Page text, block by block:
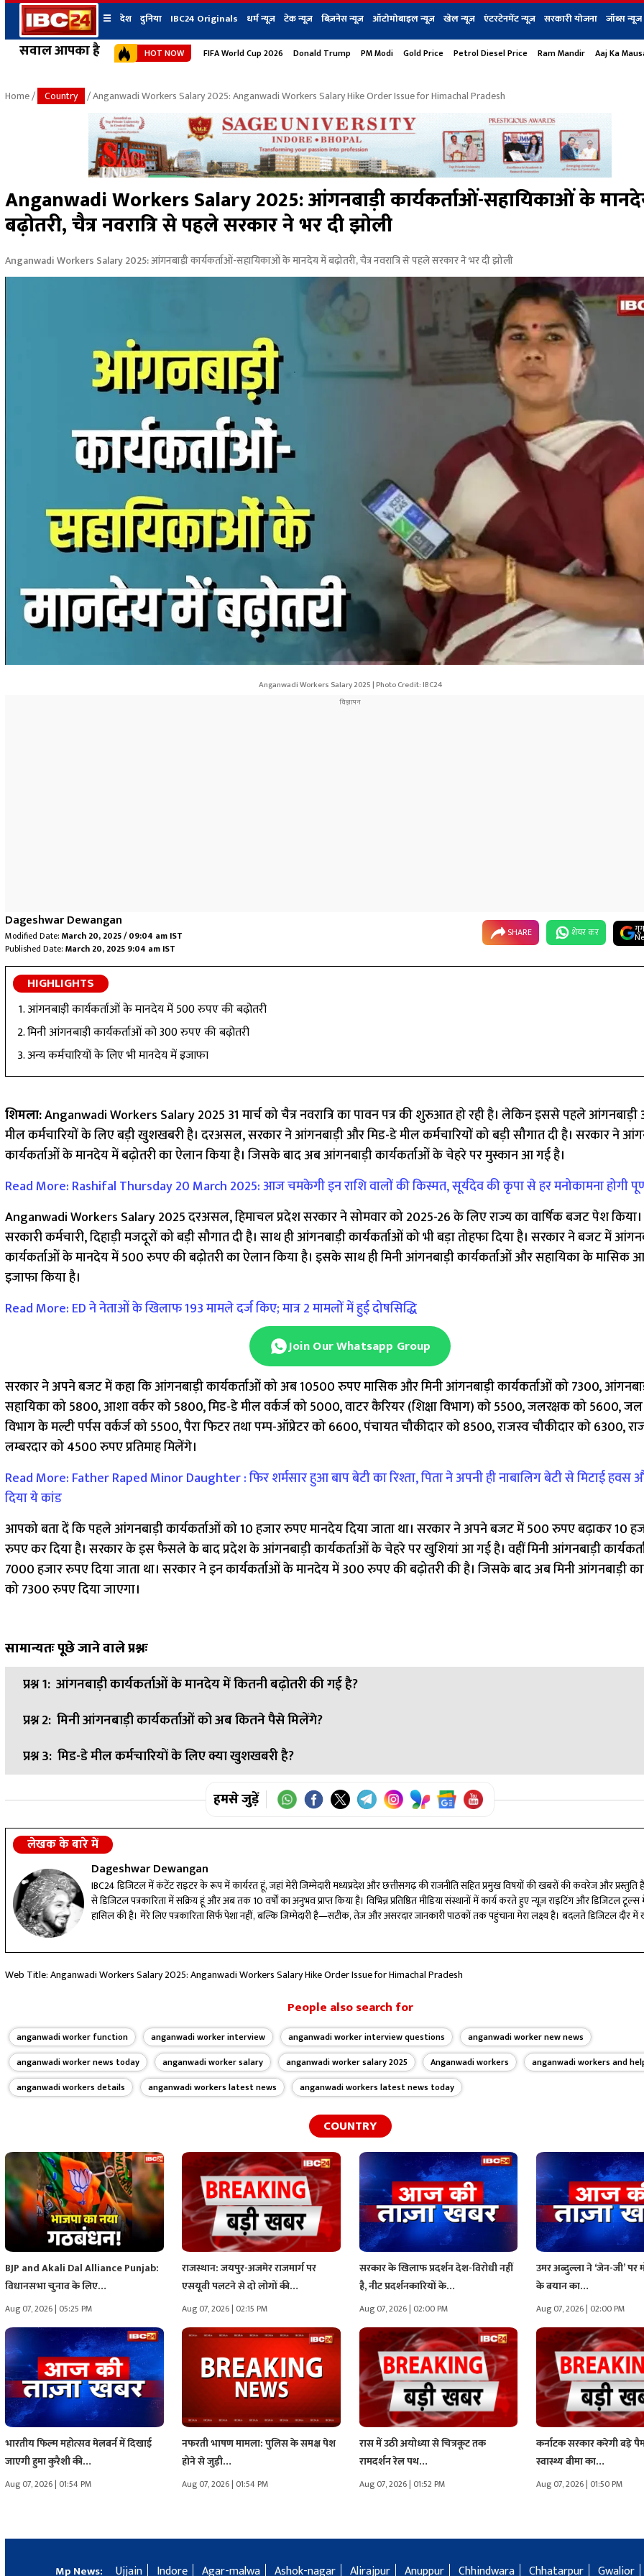
सवाल आपका है
☰ देश दुनिया IBC24 Originals धर्म न्यूज़ टेक न्यूज़ बिज़नेस न्यूज़ ऑटोमोबाइल न्यूज़ खेल न्यूज़ एंटरटेनमेंट न्यूज़ सरकारी योजना जॉब्स न्यूज
छत्तीसगढ़ न्यूज
उत्तर प्रदेश न्यूज
बिहार न्यूज
उत्तराखंड न्यूज
हिमाचल प्रदेश न्यूज
हरियाणा न्यूज
शहर
भोपाल
जबलपुर
ग्वालियर
रायपुर
दुनिया IBC24 Originals
शेयर बाज़ार गैजेट्स न्यूज
HOT NOW FIFA World Cup 2026 Donald Trump PM Modi Gold Price Petrol Diesel Price Ram Mandir Aaj Ka
Home/ Country / Anganwadi Workers Salary 2025: Anganwadi Workers Salary Hike Order Issue for Himachal Pradesh
Anganwadi Workers Salary 2025: आंगनबाड़ी कार्यकर्ताओं-सहायिकाओं के
बढ़ोतरी, चैत्र नवरात्रि से पहले सरकार ने भर दी झोली
Anganwadi Workers Salary 2025: आंगनबाड़ी कार्यकर्ताओं-सहायिकाओं के मानदेय में बढ़ोतरी, चैत्र नवरात्रि से पहले सरकार ने भर दी झोली
Anganwadi Workers Salary 2025 | Photo Credit: IBC24
Dageshwar Dewangan
Modified Date: March 20, 2025 / 09:04 am IST
Published Date: March 20, 2025 9:04 am IST
SHARE शेयर कर
HIGHLIGHTS
आंगनबाड़ी कार्यकर्ताओं के मानदेय में 500 रुपए की बढ़ोतरी
मिनी आंगनबाड़ी कार्यकर्ताओं को 300 रुपए की बढ़ोतरी
अन्य कर्मचारियों के लिए भी मानदेय में इजाफा
शिमला:Anganwadi Workers Salary 2025 31 मार्च को चैत्र नवरात्रि का पावन पत्र की शुरुआत हो रही है। लेकिन इससे पहले
मील कर्मचारियों के लिए बड़ी खुशखबरी है। दरअसल, सरकार ने आंगनबाड़ी और मिड-डे मील कर्मचारियों को बड़ी सौगात दी है। सरकार ने
कार्यकर्ताओं के मानदेय में बढ़ोतरी का ऐलान किया है। जिसके बाद अब आंगनबाड़ी कार्यकर्ताओं के चेहरे पर मुस्कान आ गई है।
Read More: Rashifal Thursday 20 March 2025: आज चमकेगी इन राशि वालों की किस्मत, सूर्यदेव की कृपा से हर मनोकामना होगी
Anganwadi Workers Salary 2025 दरअसल, हिमाचल प्रदेश सरकार ने सोमवार को 2025-26 के लिए राज्य का वार्षिक बजट पेश
सरकारी कर्मचारी, दिहाड़ी मजदूरों को बड़ी सौगात ​दी है। साथ ही आंगनबाड़ी कार्यकर्ताओं को भी बड़ा तोहफा दिया है। सरकार ने बजट में
कार्यकर्ताओं के मानदेय में 500 रुपए की बढ़ोतरी का ऐलान किया है। इसके साथ ही मिनी आंगनबाड़ी कार्यकर्ताओं और सहायिका के मासिक
इजाफा किया है।
Read More: ED ने नेताओं के खिलाफ 193 मामले दर्ज किए; मात्र 2 मामलों में हुई दोषसिद्धि
Join Our Whatsapp Group
सरकार ने अपने बजट में कहा कि आंगनबाड़ी कार्यकर्ताओं को अब 10500 रुपए मासिक और मिनी आंगनबाड़ी कार्यकर्ताओं को 7300,
सहायिका को 5800, आशा वर्कर को 5800, मिड-डे मील वर्कर्ज को 5000, वाटर कैरियर (शिक्षा विभाग) को 5500, जलरक्षक को 5600,
विभाग के मल्टी पर्पस वर्कर्ज को 5500, पैरा फिटर तथा पम्प-ऑप्रेटर को 6600, पंचायत चौकीदार को 8500, राजस्व चौकीदार को 6300,
लम्बरदार को 4500 रुपए प्रतिमाह मिलेंगे।
Read More: Father Raped Minor Daughter : फिर शर्मसार हुआ बाप बेटी का रिश्ता, पिता ने अपनी ही नाबालिग बेटी से मिटाई हवस
दिया ये कांड
आपको बता दें कि पहले आंगनबाड़ी कार्यकर्ताओं को 10 हजार रुपए मानदेय दिया जाता था। सरकार ने अपने बजट में 500 रुपए बढ़ाकर 10
रुपए कर दिया है। सरकार के इस फैसले के बाद प्रदेश के आंगनबाड़ी कार्यकर्ताओं के चेहरे पर खुशियां आ गई है। वहीं मिनी आंगनबाड़ी
7000 हजार रुपए दिया जाता था। सरकार ने इन कार्यकर्ताओं के मानदेय में 300 रुपए की बढ़ोतरी की है। जिसके बाद अब मिनी आंगनबाड़ी
को 7300 रुपए दिया जाएगा।
सामान्यतः पूछे जाने वाले प्रश्नः
प्रश्न 1: आंगनबाड़ी कार्यकर्ताओं के मानदेय में कितनी बढ़ोतरी की गई है?
उत्तर:सरकार ने आंगनबाड़ी कार्यकर्ताओं के मानदेय में 500 रुपए की बढ़ोतरी की है। अब इन कार्यकर्ताओं को 10,500 रुपए मासिक मानदेय
प्रश्न 2: मिनी आंगनबाड़ी कार्यकर्ताओं को अब कितने पैसे मिलेंगे?
उत्तर:मिनी आंगनबाड़ी कार्यकर्ताओं के मानदेय में 300 रुपए की बढ़ोतरी की गई है। अब उन्हें 7,300 रुपए प्रति माह मिलेगा।
प्रश्न 3: मिड-डे मील कर्मचारियों के लिए क्या खुशखबरी है?
उत्तर:मिड-डे मील कर्मचारियों के लिए सरकार ने बजट में मानदेय 5,000 रुपए प्रतिमाह तय किया है, जो उनके लिए एक बड़ी सौगात है।
हमसे जुड़ें
लेखक के बारे में
Dageshwar Dewangan
IBC24 डिजिटल में कंटेंट राइटर के रूप में कार्यरत हूं, जहां मेरी जिम्मेदारी मध्यप्रदेश और छत्तीसगढ़ की राजनीति सहित प्रमुख विषयों की खबरों की कवरेज और प्रस्तुति
से डिजिटल पत्रकारिता में सक्रिय हूं और अब तक 10 वर्षों का अनुभव प्राप्त किया है। विभिन्न प्रतिष्ठित मीडिया संस्थानों में कार्य करते हुए न्यूज़ राइटिंग और डिजिटल टूल्स
हासिल की है। मेरे लिए पत्रकारिता सिर्फ पेशा नहीं, बल्कि जिम्मेदारी है—सटीक, तेज और असरदार जानकारी पाठकों तक पहुंचाना मेरा लक्ष्य है। बदलते डिजिटल दौर
Web Title: Anganwadi Workers Salary 2025: Anganwadi Workers Salary Hike Order Issue for Himachal Pradesh
People also search for
anganwadi worker function anganwadi worker interview anganwadi worker interview questions
anganwadi worker new news
anganwadi worker news today
anganwadi worker salary anganwadi worker salary 2025 Anganwadi workers
anganwadi workers and
anganwadi workers details
anganwadi workers latest news anganwadi workers latest news today
COUNTRY
BJP and Akali Dal Alliance Punjab:
विधानसभा चुनाव के लिए…
Aug 07, 2026 | 05:25 PM
राजस्थान: जयपुर-अजमेर राजमार्ग पर
एसयूवी पलटने से दो लोगों की…
Aug 07, 2026 | 02:15 PM
सरकार के खिलाफ प्रदर्शन देश-विरोधी नहीं
है, नीट प्रदर्शनकारियों के…
Aug 07, 2026 | 02:00 PM
उमर अब्दुल्ला ने ‘जेन-जी’ पर
के बयान का…
Aug 07, 2026 | 02:00 PM
भारतीय फिल्म महोत्सव मेलबर्न में दिखाई
जाएगी हुमा कुरैशी की…
Aug 07, 2026 | 01:54 PM
नफरती भाषण मामला: पुलिस के समक्ष पेश
होने से जुड़ी…
Aug 07, 2026 | 01:54 PM
रास में उठी अयोध्या से चित्रकूट तक
रामदर्शन रेल पथ…
Aug 07, 2026 | 01:52 PM
कर्नाटक सरकार करेगी बड़े
स्वास्थ्य बीमा का…
Aug 07, 2026 | 01:50 PM
Mp News: Ujjain Indore Agar-malwa Ashok-nagar Alirajpur Anuppur Chhindwara Chhatarpur Gwalior